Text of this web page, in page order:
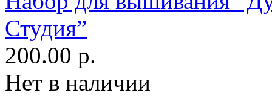
Студия”
200.00 р.
Нет в наличии